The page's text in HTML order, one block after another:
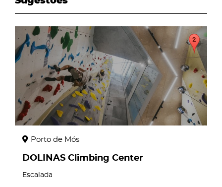
page
Porto de Mós
DOLINAS Climbing Center
Escalada